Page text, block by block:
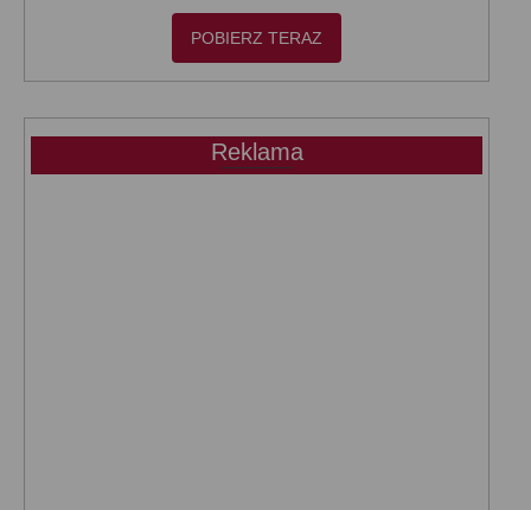
POBIERZ TERAZ
Reklama